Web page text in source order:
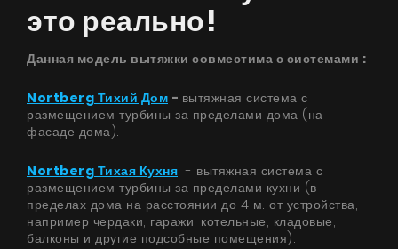
Акции
Сотрудничество
Контакты
это реально!
Данная модель вытяжки совместима с системами ​:
Nortberg Тихий Дом - вытяжная система с
размещением турбины за пределами дома (на
фасаде дома).
Nortberg Тихая Кухня - вытяжная система с
размещением турбины за пределами кухни (в
пределах дома на расстоянии до 4 м. от устройства,
например чердаки, гаражи, котельные, кладовые,
балконы и другие подсобные помещения).